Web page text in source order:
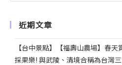
近期文章
【台中景點】【福壽山農場】春
採果樂! 與武陵、清境合稱為台灣